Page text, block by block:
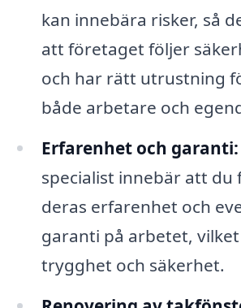
kan innebära risker, så
att företaget följer
och har rätt utrustning
både arbetare och
Erfarenhet och garanti:
specialist innebär att du
deras erfarenhet och
garanti på arbetet,
trygghet och säkerhet.